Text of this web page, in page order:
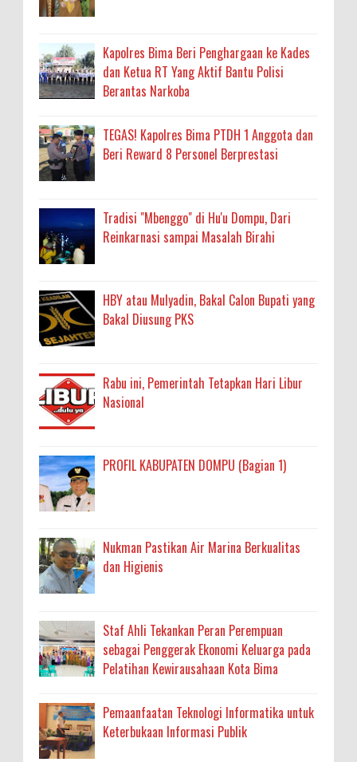
Kapolres Bima Beri Penghargaan ke Kades
dan Ketua RT Yang Aktif Bantu Polisi
Berantas Narkoba
TEGAS! Kapolres Bima PTDH 1 Anggota dan
Beri Reward 8 Personel Berprestasi
Tradisi "Mbenggo" di Hu'u Dompu, Dari
Reinkarnasi sampai Masalah Birahi
HBY atau Mulyadin, Bakal Calon Bupati yang
Bakal Diusung PKS
Rabu ini, Pemerintah Tetapkan Hari Libur
Nasional
PROFIL KABUPATEN DOMPU (Bagian 1)
Nukman Pastikan Air Marina Berkualitas
dan Higienis
Staf Ahli Tekankan Peran Perempuan
sebagai Penggerak Ekonomi Keluarga pada
Pelatihan Kewirausahaan Kota Bima
Pemaanfaatan Teknologi Informatika untuk
Keterbukaan Informasi Publik